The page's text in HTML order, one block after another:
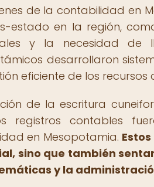
de la contabilidad en
estado en la región,
y la necesidad de
desarrollaron
eficiente de los recursos
de la escritura
registros contables
en Mesopotamia.
sino que también
y la